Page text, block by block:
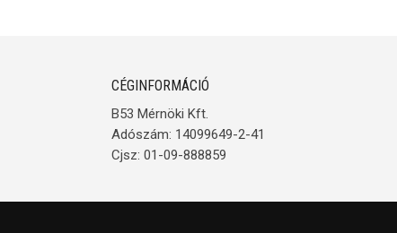
CÉGINFORMÁCIÓ
B53 Mérnöki Kft.
Adószám: 14099649-2-41
Cjsz: 01-09-888859